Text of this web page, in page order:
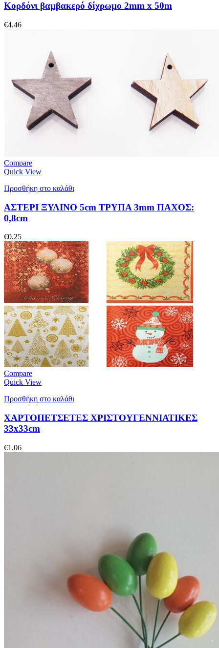
Κορδόνι βαμβακερό δίχρωμο 2mm x 50m
€4.46
Compare
Quick View
Προσθήκη στο καλάθι
ΑΣΤΕΡΙ ΞΥΛΙΝΟ 5cm ΤΡΥΠΑ 3mm ΠΑΧΟΣ:
0,8cm
€0.25
Compare
Quick View
Προσθήκη στο καλάθι
ΧΑΡΤΟΠΕΤΣΕΤΕΣ ΧΡΙΣΤΟΥΓΕΝΝΙΑΤΙΚΕΣ
33x33cm
€1.06